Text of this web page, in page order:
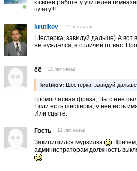
к своей работе у учителей
плату!!!
krutikov 12 лет назад
Шестерка, завидуй дальше) А вот
не нуждался, в отличие от вас.
ёё 12 лет назад
krutikov: Шестерка, завидуй
Громогласная фраза, Вы с неё
Если есть шестерка, у неё есть
Или сцыте.
Гость 12 лет назад
Закипишился мурзилка
администраторам должность